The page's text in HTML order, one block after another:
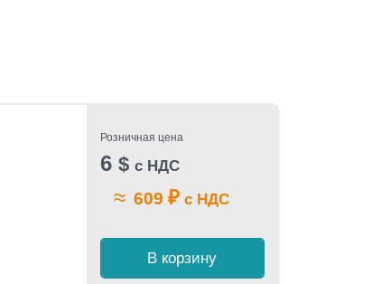
Розничная цена
6 $ с НДС
≈ 609 ₽с НДС
В корзину